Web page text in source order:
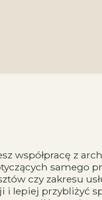
współpracę z
samego
czy zakresu
i lepiej przybliżyć